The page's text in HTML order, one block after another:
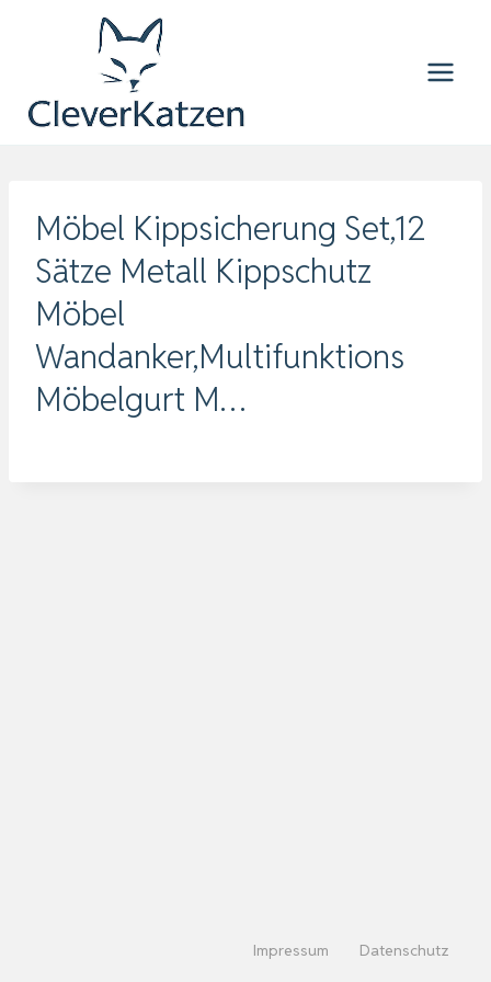
Möbel Kippsicherung Set,12
Sätze Metall Kippschutz
Möbel
Wandanker,Multifunktions
Möbelgurt M…
Impressum Datenschutz